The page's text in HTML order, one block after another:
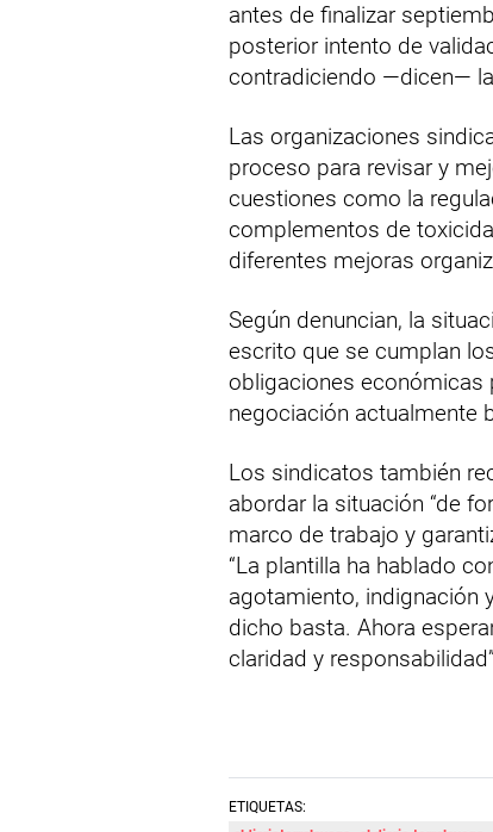
antes de finalizar
posterior intento de
contradiciendo —dicen—
Las organizaciones
proceso para revisar y
cuestiones como la
complementos de
diferentes mejoras
Según denuncian, la
escrito que se cumplan
obligaciones económicas
negociación actualmente
Los sindicatos también
abordar la situación “de
marco de trabajo y
“La plantilla ha hablado
agotamiento, indignación
dicho basta. Ahora
claridad y
ETIQUETAS: